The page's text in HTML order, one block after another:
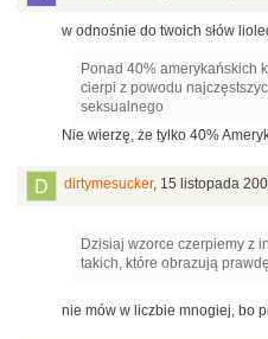
w odnośnie do twoich słów
Ponad 40% amerykańskich
cierpi z powodu
seksualnego
Nie wierzę, że tylko 40%
dirtymesucker, 15 listopada
Dzisiaj wzorce czerpiemy z
takich, które obrazują
nie mów w liczbie mnogiej, bo